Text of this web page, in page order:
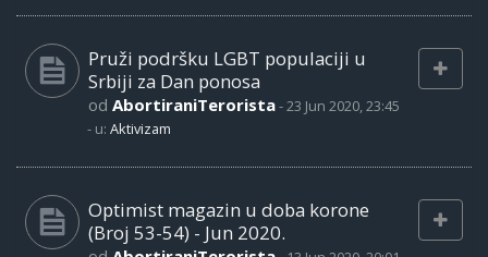
Pruži podršku LGBT populaciji u
Srbiji za Dan ponosa
od AbortiraniTerorista-23 Jun 2020, 23:45
- u: Aktivizam
Optimist magazin u doba korone
(Broj 53-54) - Jun 2020.